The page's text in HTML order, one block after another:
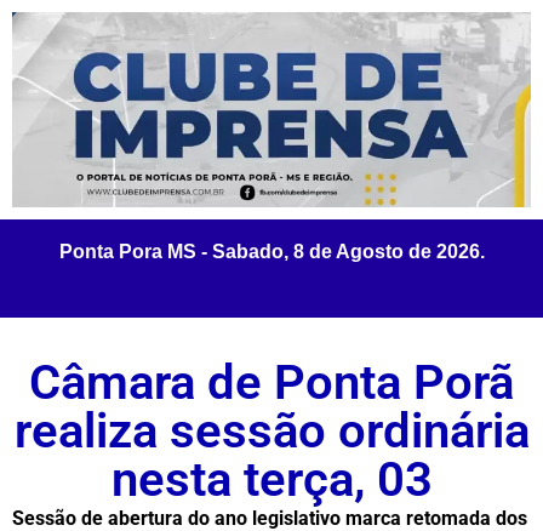
Câmara de Ponta Porã
realiza sessão ordinária
nesta terça, 03
Sessão de abertura do ano legislativo marca retomada dos